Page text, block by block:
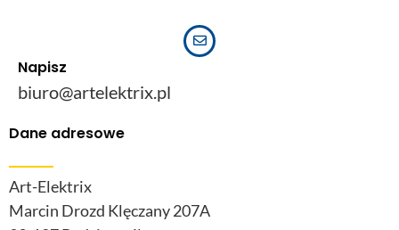
Napisz
biuro@artelektrix.pl
Dane adresowe
Art-Elektrix
Marcin Drozd Klęczany 207A